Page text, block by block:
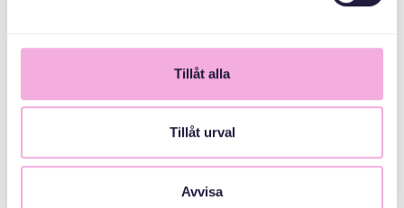
Tillåt alla
Tillåt urval
Avvisa
1